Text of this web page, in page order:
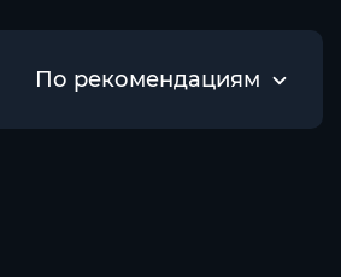
По рекомендациям